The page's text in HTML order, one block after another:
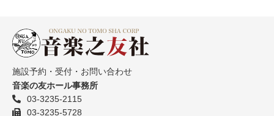
施設予約・受付・お問い合わせ
音楽の友ホール事務所
03-3235-2115
03-3235-5728